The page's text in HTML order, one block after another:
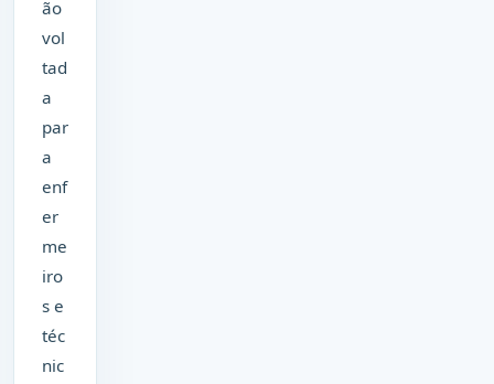
ão
vol
tad
a
par
a
enf
er
me
iro
s e
téc
nic